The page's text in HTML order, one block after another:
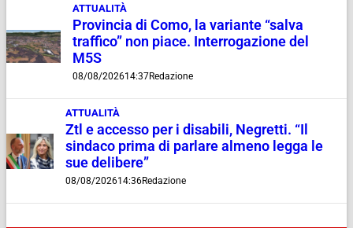
ATTUALITÀ
Provincia di Como, la variante “salva
traffico” non piace. Interrogazione del
M5S
08/08/202614:37Redazione
ATTUALITÀ
Ztl e accesso per i disabili, Negretti. “Il
sindaco prima di parlare almeno legga le
sue delibere”
08/08/202614:36Redazione